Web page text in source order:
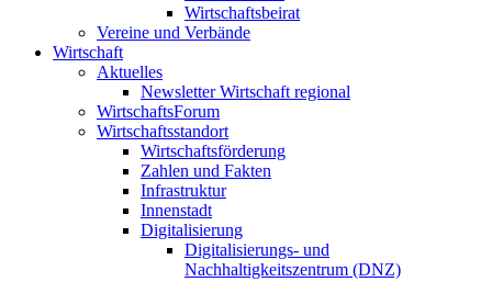
Wirtschaftsbeirat
Vereine und Verbände
Wirtschaft
Aktuelles
Newsletter Wirtschaft regional
WirtschaftsForum
Wirtschaftsstandort
Wirtschaftsförderung
Zahlen und Fakten
Infrastruktur
Innenstadt
Digitalisierung
Digitalisierungs- und
Nachhaltigkeitszentrum (DNZ)